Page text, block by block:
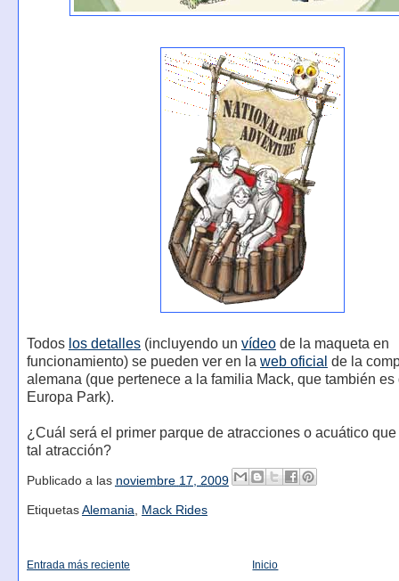
Todos los detalles(incluyendo un vídeode la maqueta en
funcionamiento) se pueden ver en la web oficial de la
alemana (que pertenece a la familia Mack, que también es
Europa Park).
¿Cuál será el primer parque de atracciones o acuático
tal atracción?
Publicado a las noviembre 17, 2009
Etiquetas Alemania, Mack Rides
Entrada más reciente Inicio